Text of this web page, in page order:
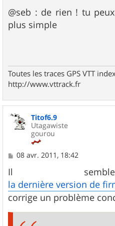
@seb : de rien ! tu
plus simple
Toutes les traces GPS VTT
http://www.vttrack.fr
Titof6.9
Utagawiste
gourou
M
a
g
e
08 avr. 2011, 18:42
Il
la dernière version de
corrige un problème